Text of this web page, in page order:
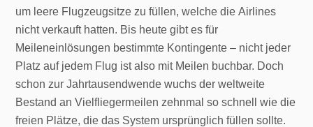
um leere Flugzeugsitze zu füllen, welche die Airlines
nicht verkauft hatten. Bis heute gibt es für
Meileneinlösungen bestimmte Kontingente – nicht jeder
Platz auf jedem Flug ist also mit Meilen buchbar. Doch
schon zur Jahrtausendwende wuchs der weltweite
Bestand an Vielfliegermeilen zehnmal so schnell wie die
freien Plätze, die das System ursprünglich füllen sollte.